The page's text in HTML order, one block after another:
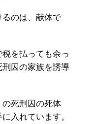
のは、献体で
を払っても余っ
囚の家族を誘導
死刑囚の死体
入れています。